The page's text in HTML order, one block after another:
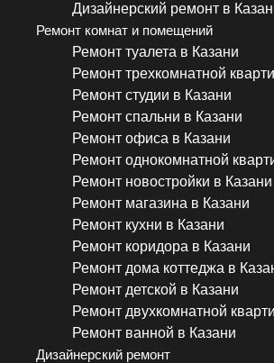
Дизайнерский ремонт в
Ремонт комнат и помещений
Ремонт туалета в Казани
Ремонт трехкомнатной
Ремонт студии в Казани
Ремонт спальни в Казани
Ремонт офиса в Казани
Ремонт однокомнатной
Ремонт новостройки в Казани
Ремонт магазина в Казани
Ремонт кухни в Казани
Ремонт коридора в Казани
Ремонт дома коттеджа в
Ремонт детской в Казани
Ремонт двухкомнатной
Ремонт ванной в Казани
Дизайнерский ремонт